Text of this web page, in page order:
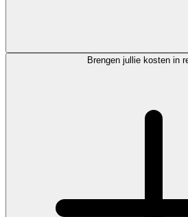
Brengen jullie kosten in